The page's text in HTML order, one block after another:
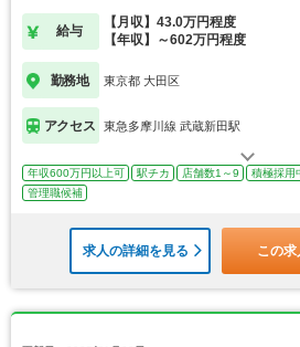
給与
【月収】43.0万円程度
【年収】～602万円程度
勤務地 東京都 大田区
アクセス 東急多摩川線 武蔵新田駅
年収600万円以上可 駅チカ 店舗数1～9 積極採用
管理職候補
求人の詳細を見る この